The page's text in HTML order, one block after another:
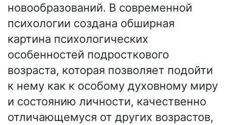
новообразований. В современной
психологии создана обширная
картина психологических
особенностей подросткового
возраста, которая позволяет подойти
к нему как к особому духовному миру
и состоянию личности, качественно
отличающемуся от других возрастов,